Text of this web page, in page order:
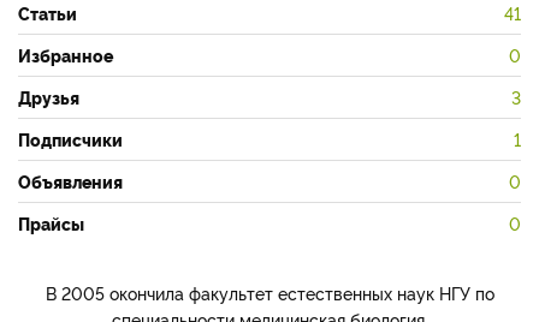
Статьи 41
Избранное 0
Друзья 3
Подписчики 1
Объявления 0
Прайсы 0
В 2005 окончила факультет естественных наук НГУ по